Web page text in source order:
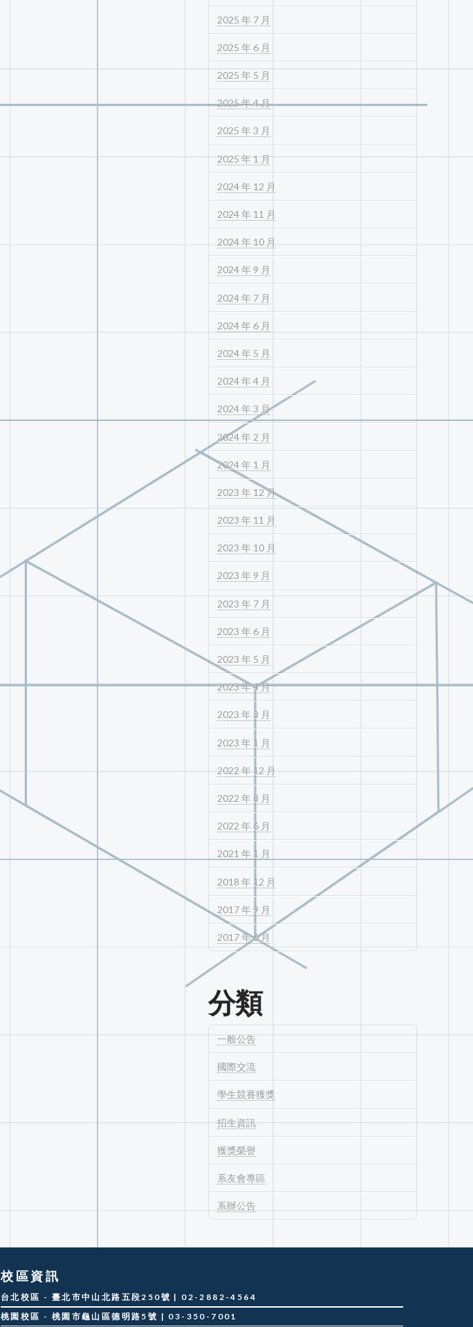
2025 年 7 月
2025 年 6 月
2025 年 5 月
2025 年 4 月
2025 年 3 月
2025 年 1 月
2024 年 12 月
2024 年 11 月
2024 年 10 月
2024 年 9 月
2024 年 7 月
2024 年 6 月
2024 年 5 月
2024 年 4 月
2024 年 3 月
2024 年 2 月
2024 年 1 月
2023 年 12 月
2023 年 11 月
2023 年 10 月
2023 年 9 月
2023 年 7 月
2023 年 6 月
2023 年 5 月
2023 年 4 月
2023 年 3 月
2023 年 1 月
2022 年 12 月
2022 年 8 月
2022 年 6 月
2021 年 1 月
2018 年 12 月
2017 年 9 月
2017 年 6 月
分類
一般公告
國際交流
學生競賽獲獎
招生資訊
獲獎榮譽
系友會專區
系辦公告
校區資訊
台北校區 - 臺北市中山北路五段250號 | 02-2882-4564
桃園校區 - 桃園市龜山區德明路5號 | 03-350-7001